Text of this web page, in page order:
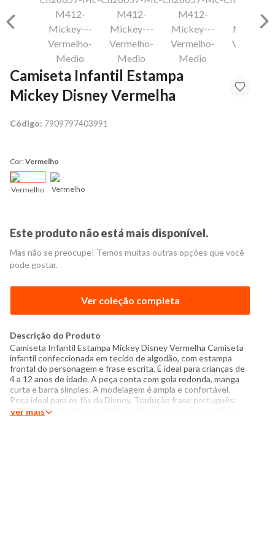
Camiseta Infantil Estampa
Mickey Disney Vermelha
Código: 7909797403991
Cor:Vermelho
Vermelho Vermelho
Este produto não está mais disponível.
Mas não se preocupe! Temos muitas outras opções que você
pode gostar.
Ver coleção completa
Descrição do Produto
Camiseta Infantil Estampa Mickey Disney Vermelha Camiseta
infantil confeccionada em tecido de algodão, com estampa
frontal do personagem e frase escrita. É ideal para crianças de
4 a 12 anos de idade. A peça conta com gola redonda, manga
curta e barra simples. A modelagem é ampla e confortável.
Peça ideal para os fãs da Disney. Tradução frase português:
vamos jogar Medidas do Modelo: Altura: 1,22m Tórax: 65cm
Ver mais